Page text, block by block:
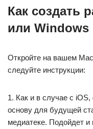
Как создать
или Windows
Откройте на вашем
следуйте инструкции:
1. Как и в случае с
основу для будущей
медиатеке. Подойдет и